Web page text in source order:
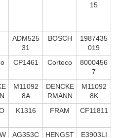
15
ADM525
31
BOSCH
1987435
019
CP1461 Corteco
8000456
7
M11092
8A
DENCKE
RMANN
M11092
8K
K1316 FRAM CF11811
AG353C HENGST E3903LI